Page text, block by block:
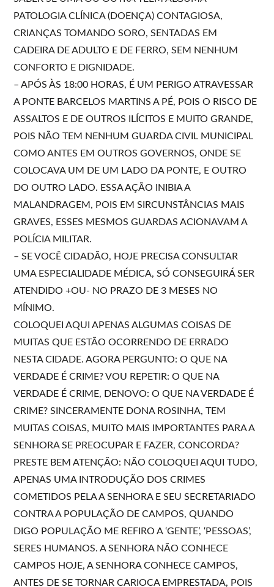
PATOLOGIA CLÍNICA (DOENÇA) CONTAGIOSA,
CRIANÇAS TOMANDO SORO, SENTADAS EM
CADEIRA DE ADULTO E DE FERRO, SEM NENHUM
CONFORTO E DIGNIDADE.
– APÓS ÀS 18:00 HORAS, É UM PERIGO ATRAVESSAR
A PONTE BARCELOS MARTINS A PÉ, POIS O RISCO DE
ASSALTOS E DE OUTROS ILÍCITOS E MUITO GRANDE,
POIS NÃO TEM NENHUM GUARDA CIVIL MUNICIPAL
COMO ANTES EM OUTROS GOVERNOS, ONDE SE
COLOCAVA UM DE UM LADO DA PONTE, E OUTRO
DO OUTRO LADO. ESSA AÇÃO INIBIA A
MALANDRAGEM, POIS EM SIRCUNSTÂNCIAS MAIS
GRAVES, ESSES MESMOS GUARDAS ACIONAVAM A
POLÍCIA MILITAR.
– SE VOCÊ CIDADÃO, HOJE PRECISA CONSULTAR
UMA ESPECIALIDADE MÉDICA, SÓ CONSEGUIRÁ SER
ATENDIDO +OU- NO PRAZO DE 3 MESES NO
MÍNIMO.
COLOQUEI AQUI APENAS ALGUMAS COISAS DE
MUITAS QUE ESTÃO OCORRENDO DE ERRADO
NESTA CIDADE. AGORA PERGUNTO: O QUE NA
VERDADE É CRIME? VOU REPETIR: O QUE NA
VERDADE É CRIME, DENOVO: O QUE NA VERDADE É
CRIME? SINCERAMENTE DONA ROSINHA, TEM
MUITAS COISAS, MUITO MAIS IMPORTANTES PARA A
SENHORA SE PREOCUPAR E FAZER, CONCORDA?
PRESTE BEM ATENÇÃO: NÃO COLOQUEI AQUI TUDO,
APENAS UMA INTRODUÇÃO DOS CRIMES
COMETIDOS PELA A SENHORA E SEU SECRETARIADO
CONTRA A POPULAÇÃO DE CAMPOS, QUANDO
DIGO POPULAÇÃO ME REFIRO A ‘GENTE’, ‘PESSOAS’,
SERES HUMANOS. A SENHORA NÃO CONHECE
CAMPOS HOJE, A SENHORA CONHECE CAMPOS,
ANTES DE SE TORNAR CARIOCA EMPRESTADA, POIS